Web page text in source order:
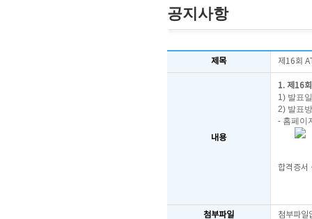
공지사항
제목 제16회
내용
1. 제16
1) 발표
2) 발표
- 홈페이
합격증서
첨부파일 첨부파일